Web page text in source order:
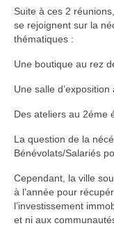
Suite à ces 2
se rejoignent sur la
thématiques :
Une boutique au rez
Une salle
Des ateliers au 2éme
La question de la
Bénévolats/Salariés
Cependant, la ville
à l’année pour
l’investissement
et ni aux